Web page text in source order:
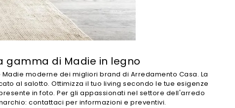
gamma di Madie in legno
moderne dei migliori brand di Arredamento Casa. La
al salotto. Ottimizza il tuo living secondo le tue esigenze
in foto. Per gli appassionati nel settore dell'arredo
contattaci per informazioni e preventivi.